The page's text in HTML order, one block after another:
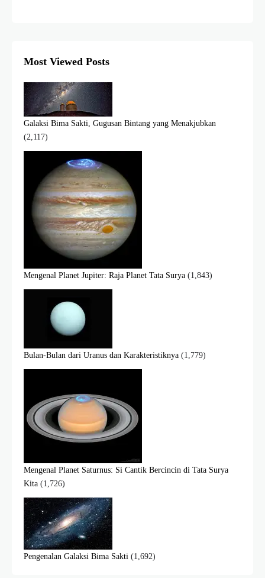
Most Viewed Posts
Galaksi Bima Sakti, Gugusan Bintang yang Menakjubkan
(2,117)
Mengenal Planet Jupiter: Raja Planet Tata Surya (1,843)
Bulan-Bulan dari Uranus dan Karakteristiknya (1,779)
Mengenal Planet Saturnus: Si Cantik Bercincin di Tata Surya
Kita (1,726)
Pengenalan Galaksi Bima Sakti (1,692)